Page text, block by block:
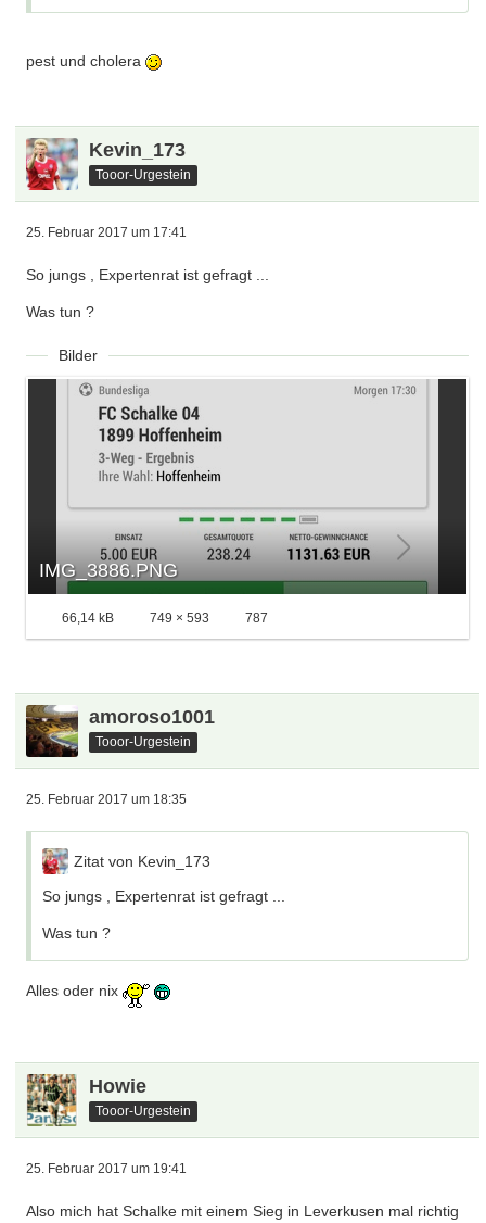
pest und cholera
Kevin_173
Tooor-Urgestein
25. Februar 2017 um 17:41
So jungs , Expertenrat ist gefragt ...
Was tun ?
Bilder
IMG_3886.PNG
66,14 kB 749 × 593 787
amoroso1001
Tooor-Urgestein
25. Februar 2017 um 18:35
Zitat von Kevin_173
So jungs , Expertenrat ist gefragt ...
Was tun ?
Alles oder nix
Howie
Tooor-Urgestein
25. Februar 2017 um 19:41
Also mich hat Schalke mit einem Sieg in Leverkusen mal richtig